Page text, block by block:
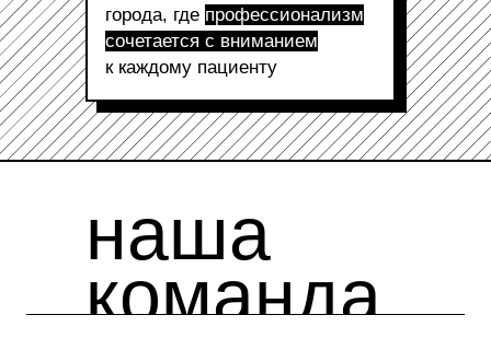
КТО МЫ И ГДЕ
СКОЛЬКО СТОИТ
города, где профессионализм
сочетается с вниманием
к каждому пациенту
наша
команда